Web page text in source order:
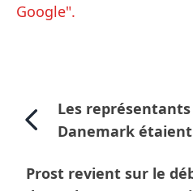
Google".
Les
Danemark
Prost revient sur le